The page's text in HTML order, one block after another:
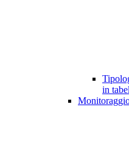
in